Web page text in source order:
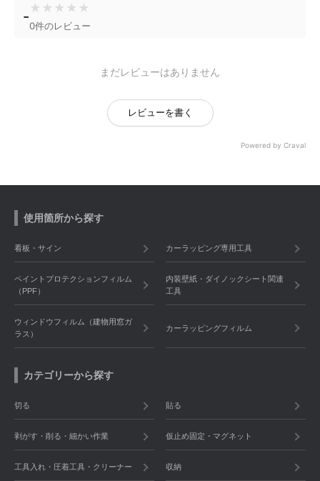
- ★ ★ ★ ★ ★
0件のレビュー
まだレビューはありません
レビューを書く
Powered by Craval
使用箇所から探す
看板・サイン カーラッピング専用工具
ペイントプロテクションフィルム
（PPF）
内装壁紙・ダイノックシート関連
工具
ウィンドウフィルム（建物用窓ガ
ラス）
カーラッピングフィルム
カテゴリーから探す
切る 貼る
剥がす・削る・細かい作業 仮止め固定・マグネット
工具入れ・圧着工具・クリーナー 収納